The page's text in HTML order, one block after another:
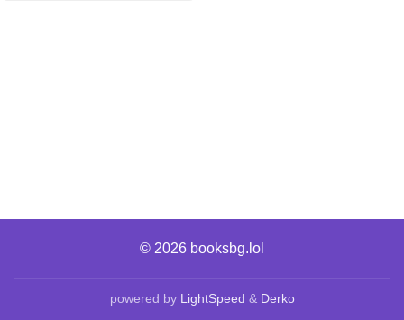
© 2026 booksbg.lol
powered by LightSpeed & Derko